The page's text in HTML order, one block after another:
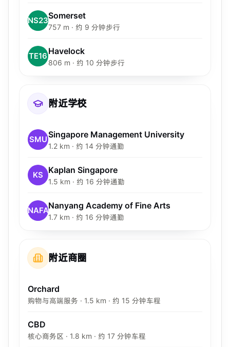
NS23Somerset
757 m · 约 9 分钟步行
TE16 Havelock
806 m · 约 10 分钟步行
附近学校
SMUSingapore Management University
1.2 km · 约 14 分钟通勤
KS Kaplan Singapore
1.5 km · 约 16 分钟通勤
NAFANanyang Academy of Fine Arts
1.7 km · 约 16 分钟通勤
附近商圈
Orchard
购物与高端服务 · 1.5 km · 约 15 分钟车程
CBD
核心商务区 · 1.8 km · 约 17 分钟车程